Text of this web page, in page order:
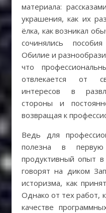
материала:
украшения, как их
ёлка, как возникал
сочинялись
Обилие и
что
отвлекается от
интересов в
стороны и
возвращая к
Ведь для
полезна в
продуктивный опыт
говорят на диком
историзма, как
Однако от тех работ,
качестве